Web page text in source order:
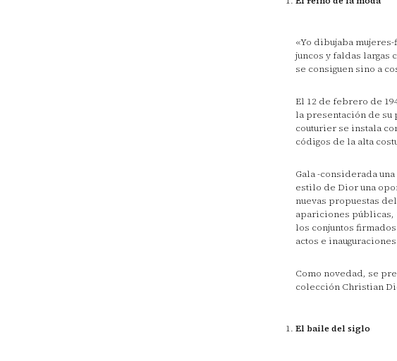
«Yo dibujaba
juncos y faldas largas
se consiguen sino a
El 12 de febrero de
la presentación de su
couturier se instala
códigos de la alta
Gala -considerada
estilo de Dior una
nuevas propuestas
apariciones públicas,
los conjuntos
actos e
Como novedad, se
colección Christian
El baile del siglo